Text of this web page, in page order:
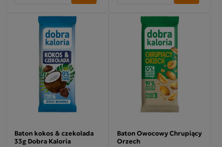
Baton kokos & czekolada
33g Dobra Kaloria
Baton Owocowy Chrupiący
Orzech